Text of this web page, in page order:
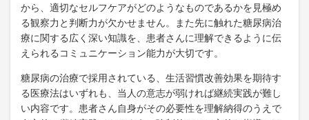
から、適切なセルフケアがどのようなものであるかを見極め
る観察力と判断力が欠かせません。また先に触れた糖尿病治
療に関する広く深い知識を、患者さんに理解できるように伝
えられるコミュニケーション能力が大切です。
糖尿病の治療で採用されている、生活習慣改善効果を期待す
る医療法はいずれも、当人の意志が弱ければ継続実践が難し
い内容です。患者さん自身がその必要性を理解納得のうえで